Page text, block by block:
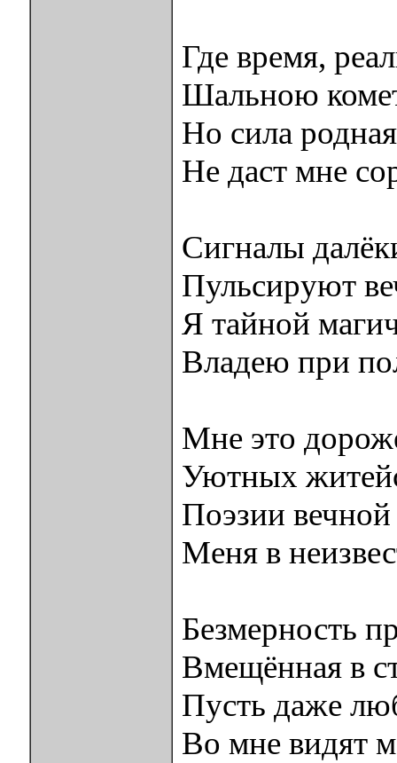
Где время,
Шальною
Но сила
Не даст мне
Сигналы
Пульсируют
Я тайной
Владею при
Мне это
Уютных
Поэзии
Меня в
Безмерность
Вмещённая в
Пусть даже
Во мне видят